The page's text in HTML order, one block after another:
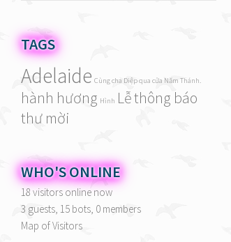
TAGS
Adelaide Cùng cha Diệp qua cửa Năm Thánh.
hành hương Hình Lễthông báo
thư mời
WHO'S ONLINE
18 visitors online now
3 guests, 15 bots, 0 members
Map of Visitors